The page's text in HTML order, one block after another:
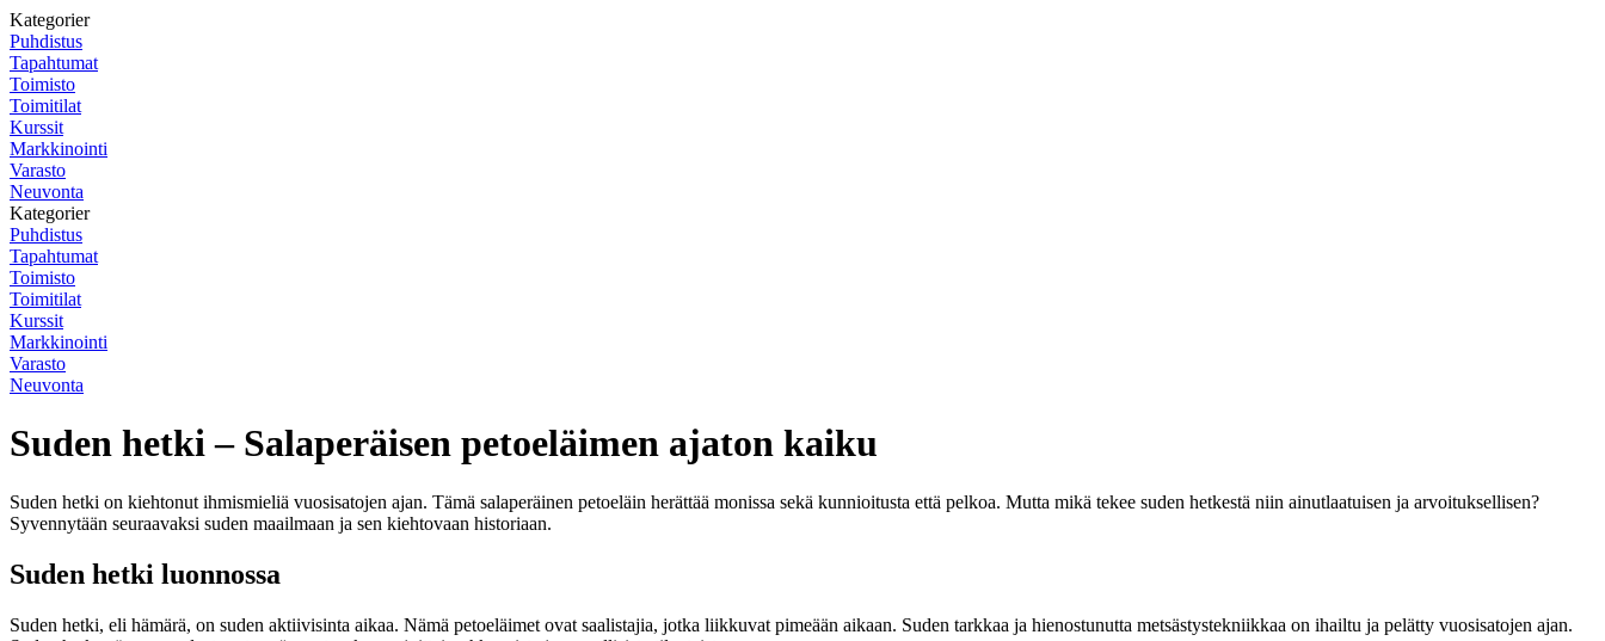
Kategorier
Puhdistus
Tapahtumat
Toimisto
Toimitilat
Kurssit
Markkinointi
Varasto
Neuvonta
Kategorier
Puhdistus
Tapahtumat
Toimisto
Toimitilat
Kurssit
Markkinointi
Varasto
Neuvonta
Suden hetki – Salaperäisen petoeläimen ajaton kaiku
Suden hetki on kiehtonut ihmismieliä vuosisatojen ajan. Tämä salaperäinen petoeläin herättää monissa sekä kunnioitusta että pelkoa. Mutta mikä tekee suden hetkestä niin ainutlaatuisen ja arvoituksellisen?
Syvennytään seuraavaksi suden maailmaan ja sen kiehtovaan historiaan.
Suden hetki luonnossa
Suden hetki, eli hämärä, on suden aktiivisinta aikaa. Nämä petoeläimet ovat saalistajia, jotka liikkuvat pimeään aikaan. Suden tarkkaa ja hienostunutta metsästystekniikkaa on ihailtu ja pelätty vuosisatojen ajan.